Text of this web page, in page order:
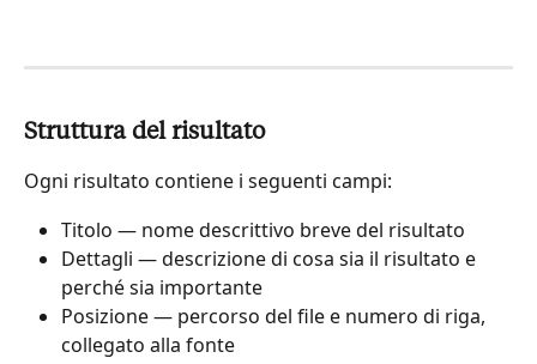
Struttura del risultato
Ogni risultato contiene i seguenti campi:
Titolo — nome descrittivo breve del risultato
Dettagli — descrizione di cosa sia il risultato e
perché sia importante
Posizione — percorso del file e numero di riga,
collegato alla fonte